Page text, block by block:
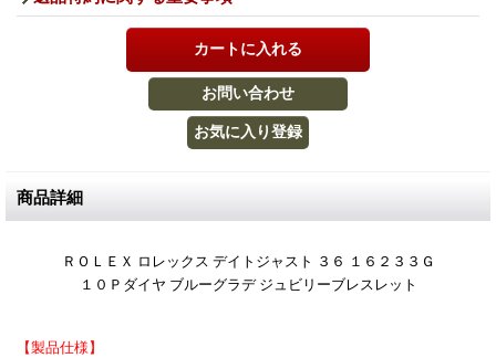
商品詳細
ＲＯＬＥＸ ロレックス デイトジャスト ３６ １６２３３Ｇ
１０Ｐダイヤ ブルーグラデ ジュビリーブレスレット
【製品仕様】